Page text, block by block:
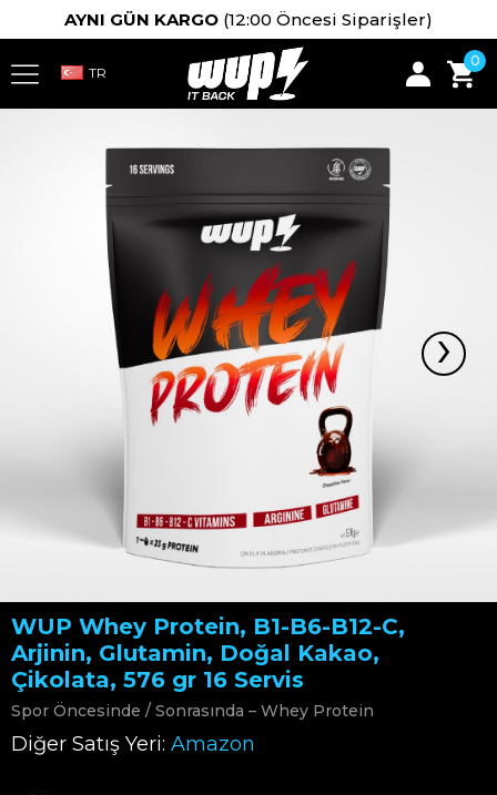
AYNI GÜN KARGO(12:00 Öncesi Siparişler)
0
›
WUP Whey Protein, B1-B6-B12-C,
Arjinin, Glutamin, Doğal Kakao,
Çikolata, 576 gr 16 Servis
Spor Öncesinde / Sonrasında – Whey Protein
Diğer Satış Yeri: Amazon